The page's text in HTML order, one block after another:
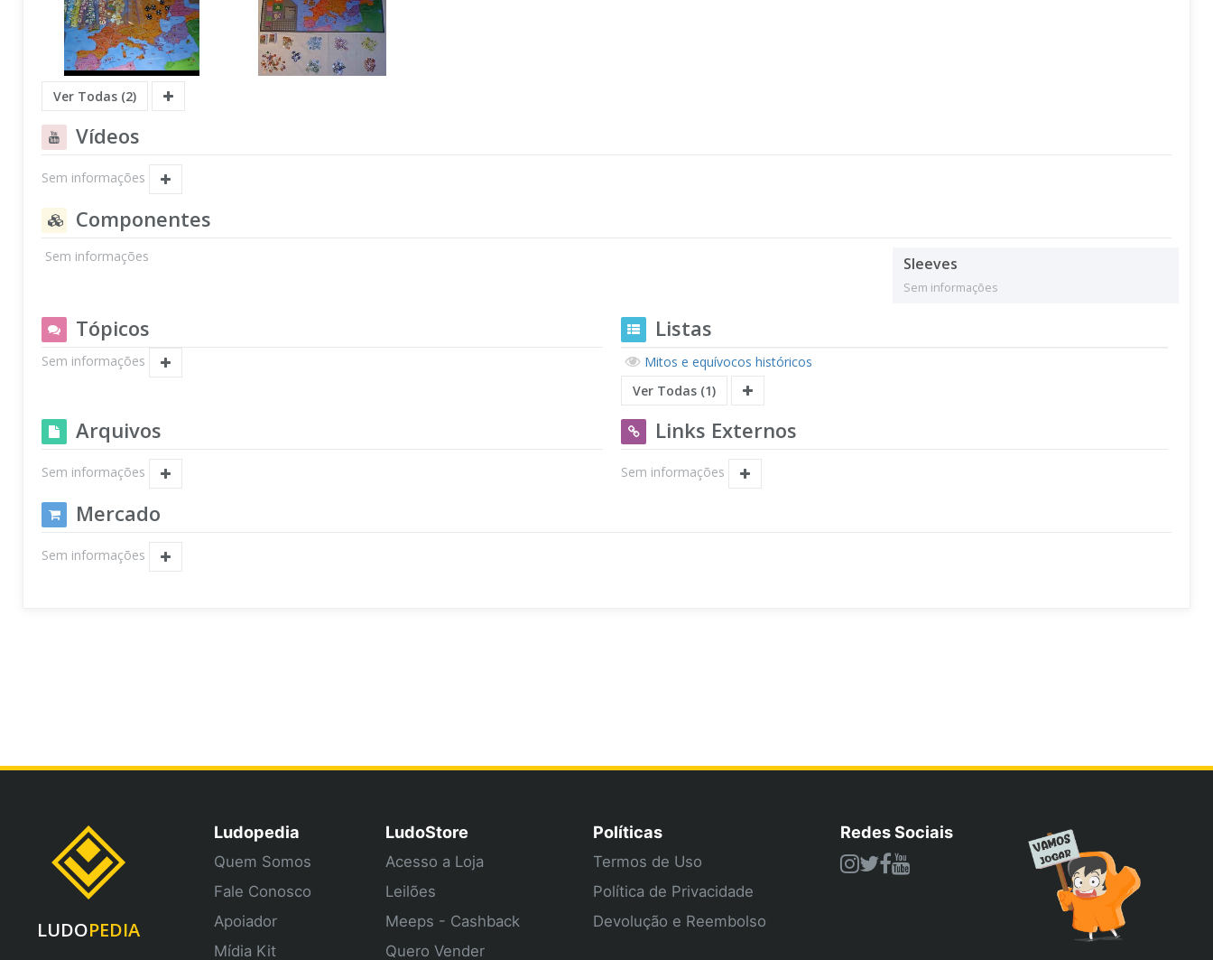
Ver Todas (2)
Vídeos
Sem informações
Componentes
Sem informações Sleeves
Sem informações
Tópicos
Sem informações
Listas
Mitos e equívocos históricos
Ver Todas (1)
Arquivos
Sem informações
Links Externos
Sem informações
Mercado
Sem informações
LUDOPEDIA
Ludopedia
Quem Somos
Fale Conosco
Apoiador
Mídia Kit
LudoStore
Acesso a Loja
Leilões
Meeps - Cashback
Quero Vender
Políticas
Termos de Uso
Política de Privacidade
Devolução e Reembolso
Redes Sociais